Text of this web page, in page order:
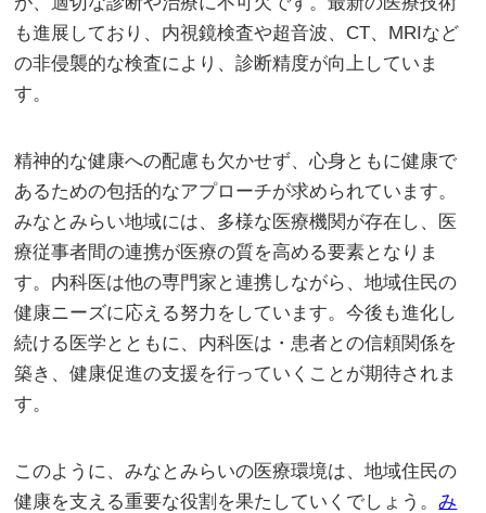
も進展しており、内視鏡検査や超音波、CT、MRIなど
の非侵襲的な検査により、診断精度が向上していま
す。
精神的な健康への配慮も欠かせず、心身ともに健康で
あるための包括的なアプローチが求められています。
みなとみらい地域には、多様な医療機関が存在し、医
療従事者間の連携が医療の質を高める要素となりま
す。内科医は他の専門家と連携しながら、地域住民の
健康ニーズに応える努力をしています。今後も進化し
続ける医学とともに、内科医は・患者との信頼関係を
築き、健康促進の支援を行っていくことが期待されま
す。
このように、みなとみらいの医療環境は、地域住民の
健康を支える重要な役割を果たしていくでしょう。み